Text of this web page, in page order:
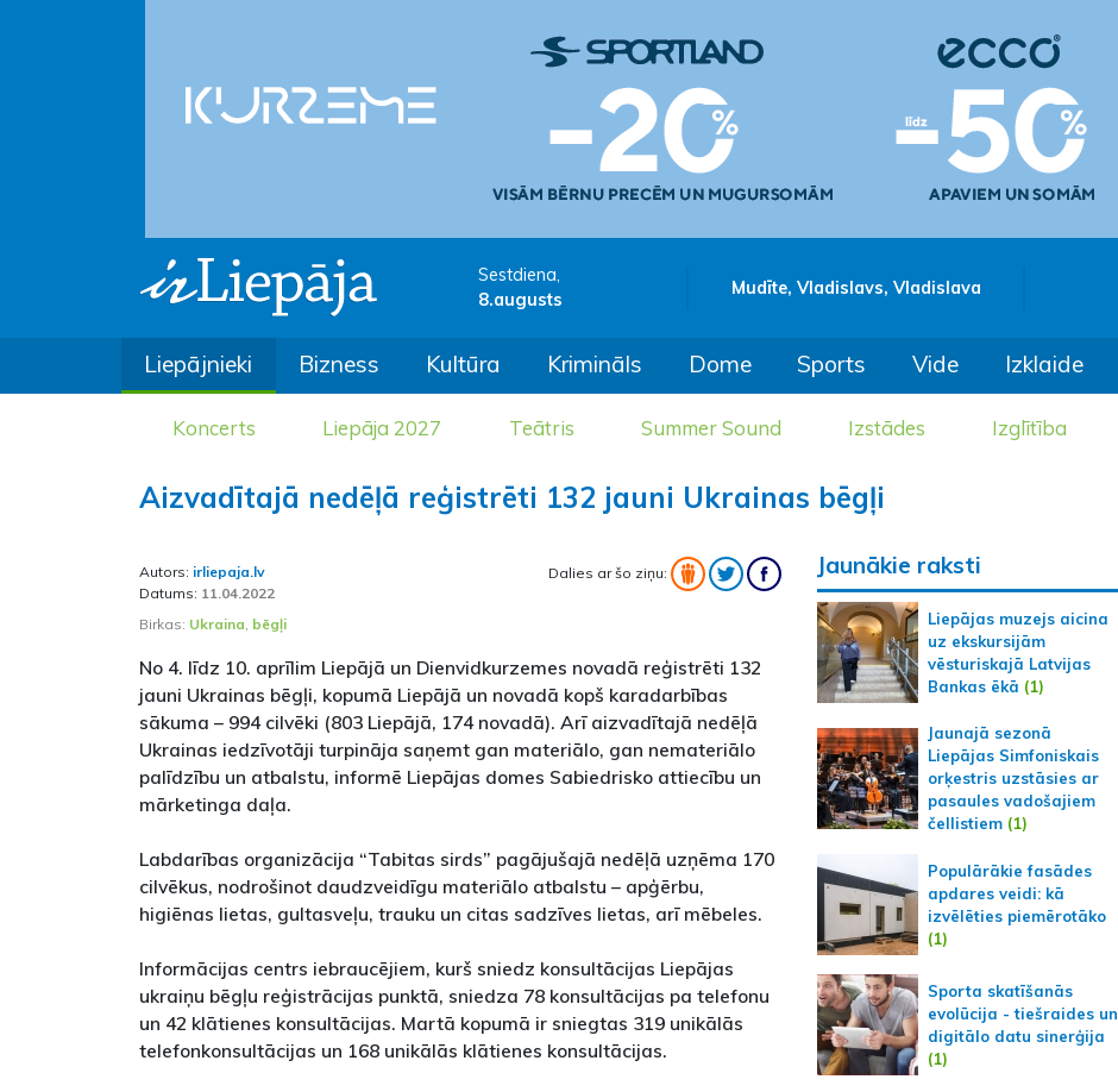
Sestdiena,
8.augusts
Mudīte, Vladislavs, Vladislava
Liepājnieki Bizness Kultūra Krimināls Dome Sports Vide Izklaide
Koncerts Liepāja 2027 Teātris Summer Sound Izstādes Izglītība
Aizvadītajā nedēļā reģistrēti 132 jauni Ukrainas bēgļi
Autors: irliepaja.lv
Datums: 11.04.2022
Dalies ar šo ziņu:
Birkas: Ukraina, bēgļi
No 4. līdz 10. aprīlim Liepājā un Dienvidkurzemes novadā reģistrēti 132
jauni Ukrainas bēgļi, kopumā Liepājā un novadā kopš karadarbības
sākuma – 994 cilvēki (803 Liepājā, 174 novadā). Arī aizvadītajā nedēļā
Ukrainas iedzīvotāji turpināja saņemt gan materiālo, gan nemateriālo
palīdzību un atbalstu, informē Liepājas domes Sabiedrisko attiecību un
mārketinga daļa.
Labdarības organizācija “Tabitas sirds” pagājušajā nedēļā uzņēma 170
cilvēkus, nodrošinot daudzveidīgu materiālo atbalstu – apģērbu,
higiēnas lietas, gultasveļu, trauku un citas sadzīves lietas, arī mēbeles.
Informācijas centrs iebraucējiem, kurš sniedz konsultācijas Liepājas
ukraiņu bēgļu reģistrācijas punktā, sniedza 78 konsultācijas pa telefonu
un 42 klātienes konsultācijas. Martā kopumā ir sniegtas 319 unikālās
telefonkonsultācijas un 168 unikālās klātienes konsultācijas.
Jaunākie raksti
Liepājas muzejs aicina
uz ekskursijām
vēsturiskajā Latvijas
Bankas ēkā (1)
Jaunajā sezonā
Liepājas Simfoniskais
orķestris uzstāsies ar
pasaules vadošajiem
čellistiem(1)
Populārākie fasādes
apdares veidi: kā
izvēlēties piemērotāko
(1)
Sporta skatīšanās
evolūcija - tiešraides un
digitālo datu sinerģija
(1)